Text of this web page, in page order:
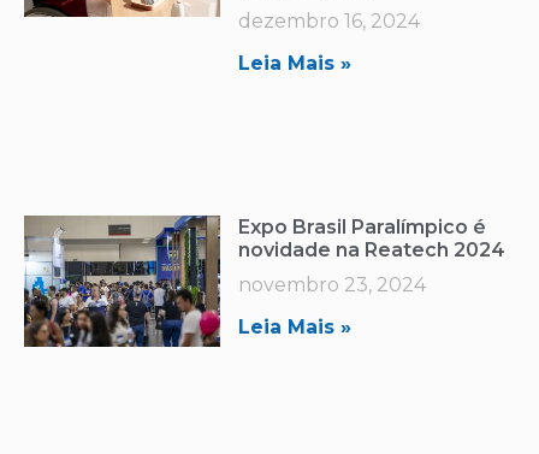
dezembro 16, 2024
Leia Mais »
Expo Brasil Paralímpico é
novidade na Reatech 2024
novembro 23, 2024
Leia Mais »